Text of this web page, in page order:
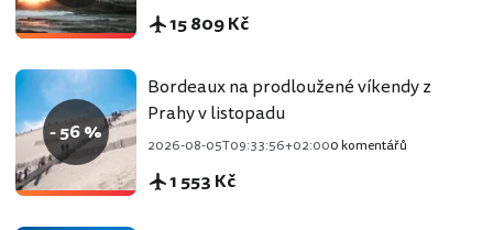
15 809 Kč
- 56 %
Bordeaux na prodloužené víkendy z
Prahy v listopadu
2026-08-05T09:33:56+02:000 komentářů
1 553 Kč